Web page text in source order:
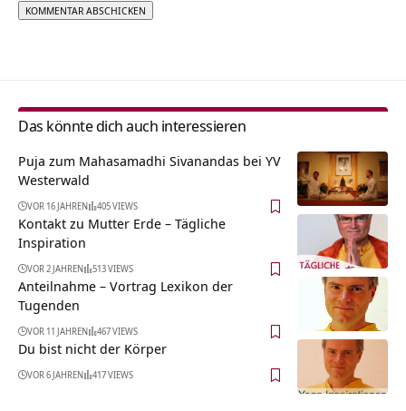
Das könnte dich auch interessieren
Puja zum Mahasamadhi Sivanandas bei YV
Westerwald
VOR 16 JAHREN 405 VIEWS
Kontakt zu Mutter Erde – Tägliche
Inspiration
VOR 2 JAHREN 513 VIEWS
Anteilnahme – Vortrag Lexikon der
Tugenden
VOR 11 JAHREN 467 VIEWS
Du bist nicht der Körper
VOR 6 JAHREN 417 VIEWS